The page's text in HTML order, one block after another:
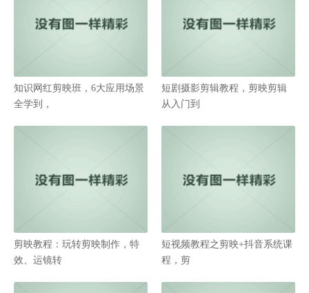
知识网红剪映班，6大应用场景
全学到，
短剧摄影剪辑教程，剪映剪辑
从入门到
剪映教程：玩转剪映制作，特
效、运镜转
短视频教程之剪映+抖音系统课
程，剪